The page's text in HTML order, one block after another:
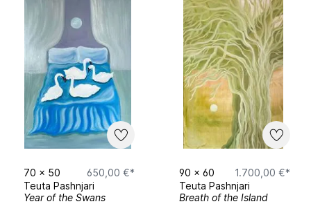
70 x 50
650,00 €*
Teuta Pashnjari
Year of the Swans
90 x 60
1.700,00 €*
Teuta Pashnjari
Breath of the Island